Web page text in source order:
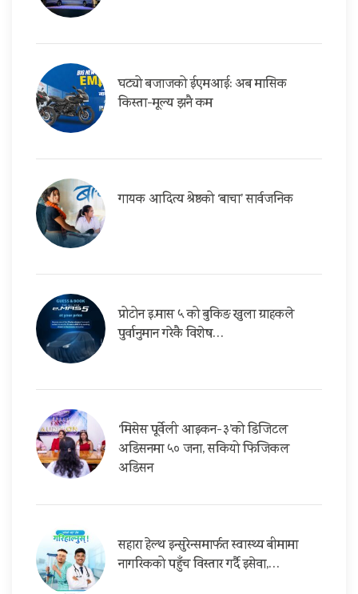
घट्यो बजाजको ईएमआई: अब मासिक
किस्ता-मूल्य झनै कम
गायक आदित्य श्रेष्ठको ‘बाचा’ सार्वजनिक
प्रोटोन इ.मास ५ को बुकिङ खुला ग्राहकले
पुर्वानुमान गरेकै विशेष…
‘मिसेस पूर्वेली आइकन-३’को डिजिटल
अडिसनमा ५० जना, सकियो फिजिकल
अडिसन
सहारा हेल्थ इन्सुरेन्समार्फत स्वास्थ्य बीमामा
नागरिकको पहुँच विस्तार गर्दै इसेवा,…